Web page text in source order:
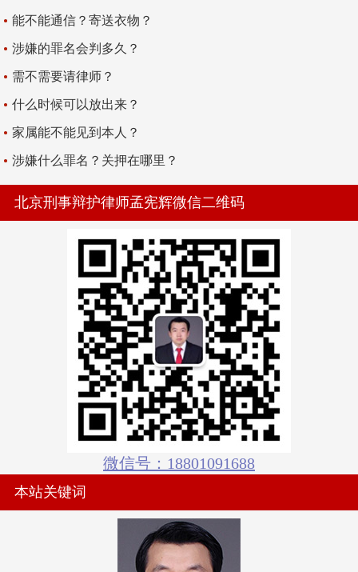
能不能通信？寄送衣物？
涉嫌的罪名会判多久？
需不需要请律师？
什么时候可以放出来？
家属能不能见到本人？
涉嫌什么罪名？关押在哪里？
北京刑事辩护律师孟宪辉微信二维码
微信号：18801091688
本站关键词